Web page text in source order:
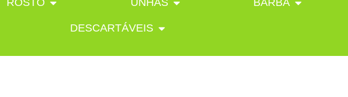
ROSTO UNHAS BARBA
DESCARTÁVEIS